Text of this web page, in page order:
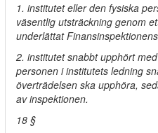
1. institutet eller den fysiska
väsentlig utsträckning genom
underlättat
2. institutet snabbt upphört
personen i institutets ledning
överträdelsen ska upphöra,
av inspektionen.
18 §